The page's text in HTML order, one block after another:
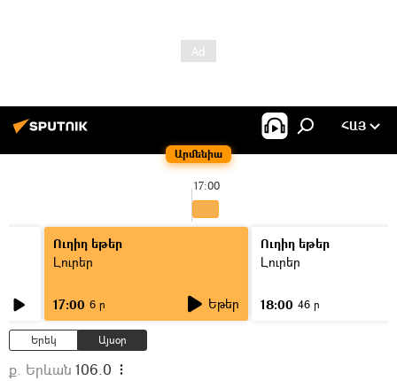
Արմենիա
ՀԱՅ
17:00
Ուղիղ եթեր
Լուրեր
17:00 6 ր Եթեր
Ուղիղ եթեր
Լուրեր
18:00 46 ր
Երեկ Այսօր
ք. Երևան 106.0